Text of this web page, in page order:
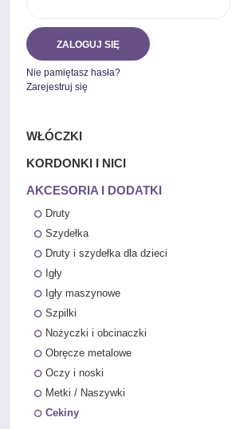
ZALOGUJ SIĘ
Nie pamiętasz hasła?
Zarejestruj się
WŁÓCZKI
KORDONKI I NICI
AKCESORIA I DODATKI
Druty
Szydełka
Druty i szydełka dla dzieci
Igły
Igły maszynowe
Szpilki
Nożyczki i obcinaczki
Obręcze metalowe
Oczy i noski
Metki / Naszywki
Cekiny